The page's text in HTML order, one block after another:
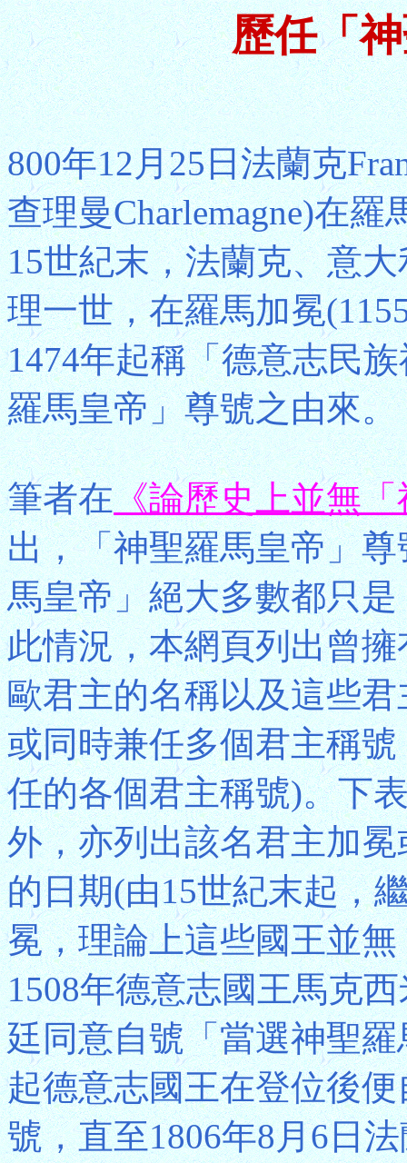
歷任「
800年12月25日法蘭克
查理曼Charlemagne)在
15世紀末，法蘭克、意
理一世，在羅馬加冕
1474年起稱「德意志民
羅馬皇帝」尊號之由來。
筆者在《論歷史上並無
出，「神聖羅馬皇帝」
馬皇帝」絕大多數都只
此情況，本網頁列出曾
歐君主的名稱以及這些
或同時兼任多個君主稱
任的各個君主稱號)。下
外，亦列出該名君主加
的日期(由15世紀末起，
冕，理論上這些國王並
1508年德意志國王馬克
廷同意自號「當選神聖
起德意志國王在登位後
號，直至1806年8月6日